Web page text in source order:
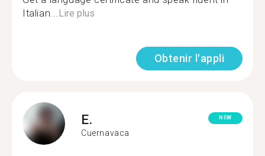
Italian...Lire plus
Obtenir l'appli
E.
Cuernavaca
NEW